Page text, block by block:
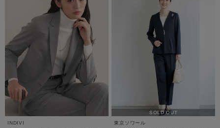
INDIVI
SOLD OUT
東京ソワール